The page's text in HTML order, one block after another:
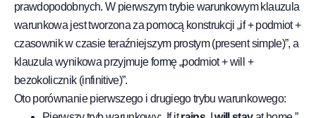
prawdopodobnych. W pierwszym trybie warunkowym klauzula
warunkowa jest tworzona za pomocą konstrukcji „if + podmiot +
czasownik w czasie teraźniejszym prostym (present simple)”, a
klauzula wynikowa przyjmuje formę „podmiot + will +
bezokolicznik (infinitive)”.
Oto porównanie pierwszego i drugiego trybu warunkowego: